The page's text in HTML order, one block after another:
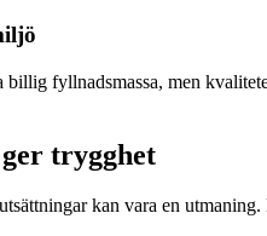
fyllnadsmassa, men
trygghet
kan vara en